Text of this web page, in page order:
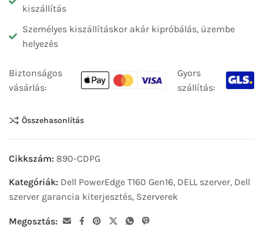
kiszállítás
Személyes kiszállításkor akár kipróbálás, üzembe
helyezés
Biztonságos
vásárlás:
Gyors
szállítás:
Összehasonlítás
Cikkszám: 890-CDPG
Kategóriák: Dell PowerEdge T160 Gen16, DELL szerver, Dell
szerver garancia kiterjesztés, Szerverek
Megosztás: